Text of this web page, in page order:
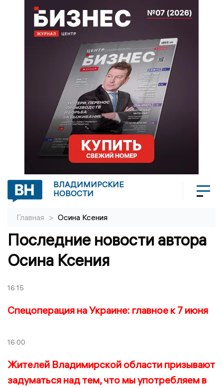
ВЛАДИМИРСКИЕ
НОВОСТИ
Главная > Осина Ксения
Последние новости автора
Осина Ксения
16:15
Спецоперация на Украине: главное к 7 июня
16:00
Жителей Владимирской области призывают
задуматься над тем, что мы употребляем в